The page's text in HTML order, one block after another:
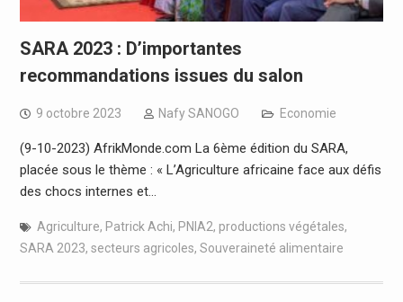
SARA 2023 : D’importantes
recommandations issues du salon
9 octobre 2023 Nafy SANOGO Economie
(9-10-2023) AfrikMonde.com La 6ème édition du SARA,
placée sous le thème : « L’Agriculture africaine face aux défis
des chocs internes et…
Agriculture, Patrick Achi, PNIA2, productions végétales,
SARA 2023, secteurs agricoles, Souveraineté alimentaire